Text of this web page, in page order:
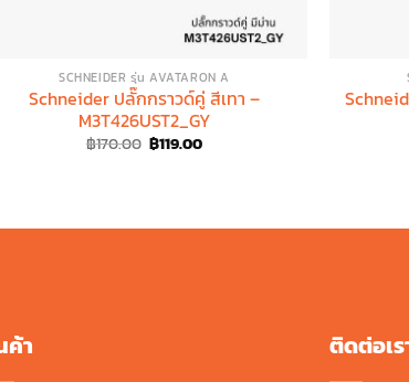
SCHNEIDER รุ่น AVATARON A
Schneider ปลั๊กกราวด์คู่ สีเทา –
M3T426UST2_GY
฿170.00 Original
price
฿119.00Current
ค้า ติดต่อเร